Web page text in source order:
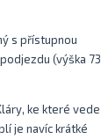
s přístupnou
(výška 73
ke které vede
je navíc krátké